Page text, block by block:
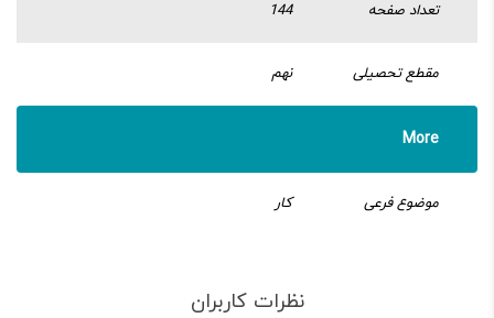
تعداد صفحه 144
مقطع تحصیلی نهم
More
موضوع فرعی کار
نظرات کاربران